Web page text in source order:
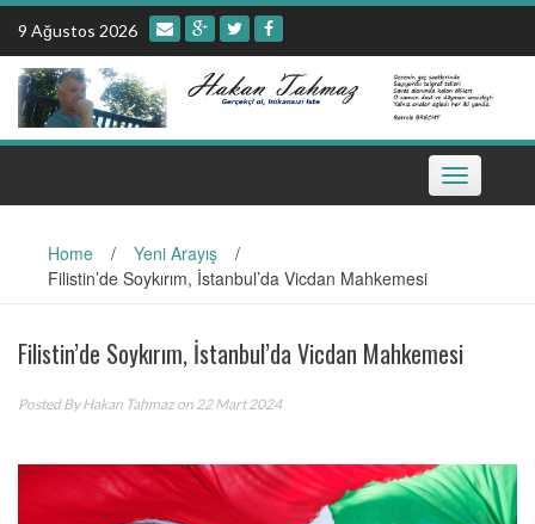
Skip
content
9 Ağustos 2026
Toggle
navigation
Home / Yeni Arayış
/
Filistin’de Soykırım, İstanbul’da Vicdan Mahkemesi
Filistin’de Soykırım, İstanbul’da Vicdan Mahkemesi
Posted ByHakan Tahmazon 22 Mart 2024